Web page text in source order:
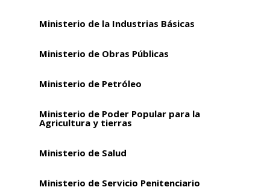
Ministerio de la Industrias Básicas
Ministerio de Obras Públicas
Ministerio de Petróleo
Ministerio de Poder Popular para la
Agricultura y tierras
Ministerio de Salud
Ministerio de Servicio Penitenciario